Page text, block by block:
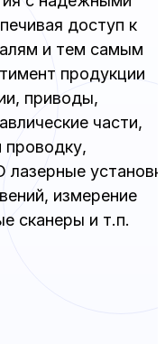
доступ к
и тем самым
продукции
приводы,
части,
проводку,
лазерные
измерение
сканеры и т.п.